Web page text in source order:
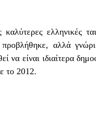
ελληνικές
αλλά
είναι ιδιαίτερα
το 2012.